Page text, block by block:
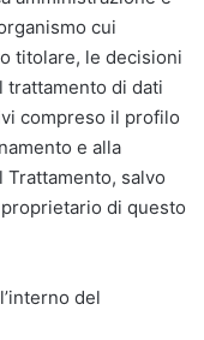
cui
titolare, le decisioni
trattamento di dati
compreso il profilo
e alla
salvo
di questo
del